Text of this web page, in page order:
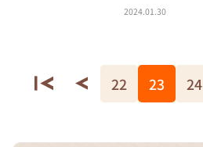
2024.01.30
22 23 24